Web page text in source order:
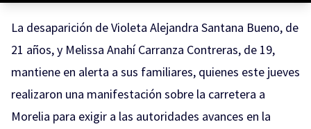
La desaparición de Violeta Alejandra Santana Bueno, de
21 años, y Melissa Anahí Carranza Contreras, de 19,
mantiene en alerta a sus familiares, quienes este jueves
realizaron una manifestación sobre la carretera a
Morelia para exigir a las autoridades avances en la